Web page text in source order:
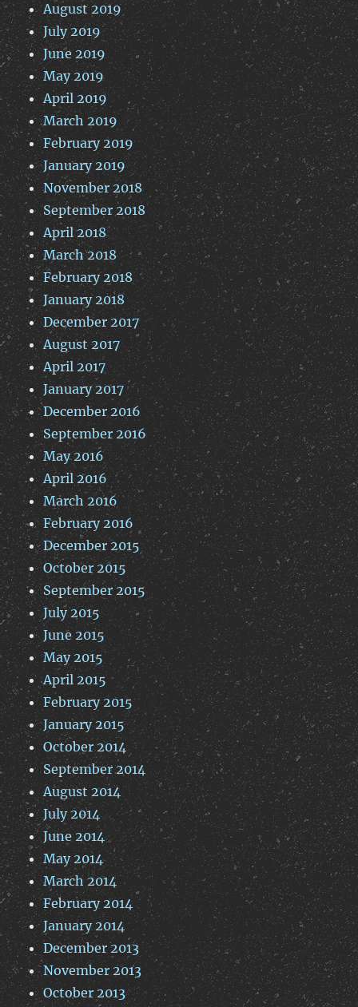
August 2019
July 2019
June 2019
May 2019
April 2019
March 2019
February 2019
January 2019
November 2018
September 2018
April 2018
March 2018
February 2018
January 2018
December 2017
August 2017
April 2017
January 2017
December 2016
September 2016
May 2016
April 2016
March 2016
February 2016
December 2015
October 2015
September 2015
July 2015
June 2015
May 2015
April 2015
February 2015
January 2015
October 2014
September 2014
August 2014
July 2014
June 2014
May 2014
March 2014
February 2014
January 2014
December 2013
November 2013
October 2013